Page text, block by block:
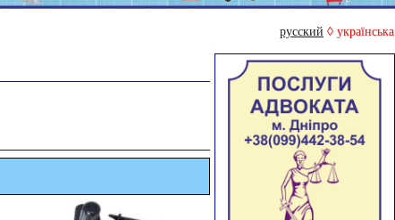
русский ◊ українська